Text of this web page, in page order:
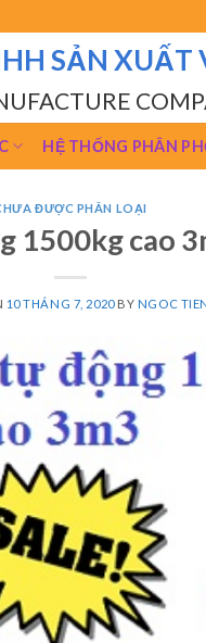
SẢN XUẤT
HỆ THỐNG PHÂN
ĐƯỢC PHÂN LOẠI
1500kg cao
10 THÁNG 7, 2020BY NGOC